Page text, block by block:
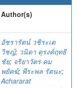
Author(s)
อัชรารัตน์ วชิระเต
วิชญ์; วนิดา ดุรงค์ฤทธิ
ชัย; จริยาวัตร คม
พยัคฆ์; พีระพล รัตนะ;
Achararat